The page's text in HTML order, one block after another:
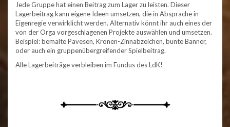
Jede Gruppe hat einen Beitrag zum Lager zu leisten. Dieser
Lagerbeitrag kann eigene Ideen umsetzen, die in Absprache in
Eigenregie verwirklicht werden. Alternativ könnt ihr auch eines der
von der Orga vorgeschlagenen Projekte auswählen und umsetzen.
Beispiel: bemalte Pavesen, Kronen-Zinnabzeichen, bunte Banner,
oder auch ein gruppenübergreifender Spielbeitrag.
Alle Lagerbeiträge verbleiben im Fundus des LdK!